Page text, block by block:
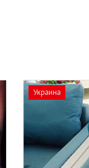
Украина